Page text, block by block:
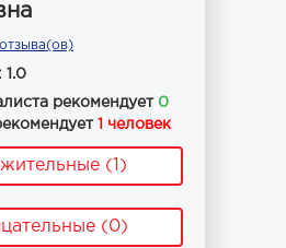
отзыва(ов)
рекомендует 0
1 человек
(1)
(0)